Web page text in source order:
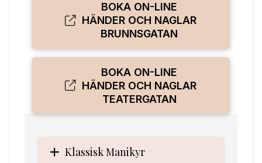
BOKA ON-LINE
HÄNDER OCH NAGLAR
BRUNNSGATAN
BOKA ON-LINE
HÄNDER OCH NAGLAR
TEATERGATAN
Klassisk Manikyr